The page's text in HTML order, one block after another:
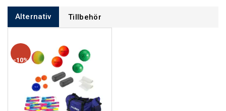
Alternativ Tillbehör
10%